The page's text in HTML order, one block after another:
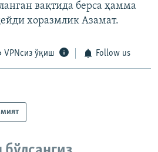
вақтида берса ҳамма
хоразмлик Азамат.
VPNсиз ўқиш Follow us